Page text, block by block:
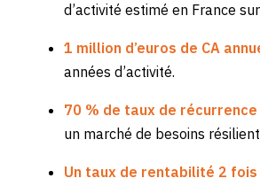
d’activité estimé en France
1 million d’euros de CA
années d’activité.
70 % de taux de récurrence
un marché de besoins
Un taux de rentabilité 2